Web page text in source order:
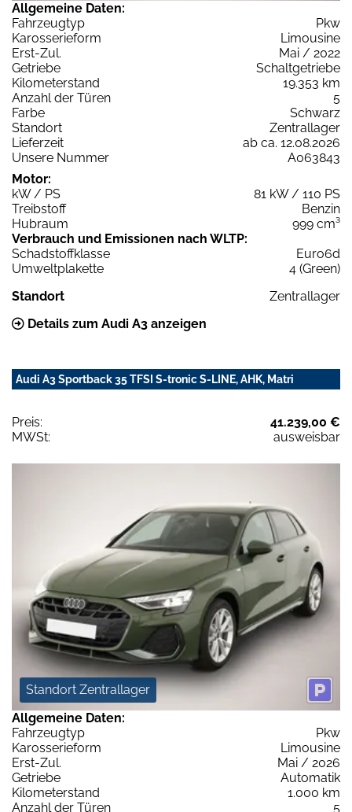
Allgemeine Daten:
Fahrzeugtyp
Pkw
Karosserieform
Limousine
Erst-Zul.
Mai / 2022
Getriebe
Schaltgetriebe
Kilometerstand
19.353 km
Anzahl der Türen
5
Farbe
Schwarz
Standort
Zentrallager
Lieferzeit
ab ca. 12.08.2026
Unsere Nummer
A063843
Motor:
kW / PS
81 kW / 110 PS
Treibstoff
Benzin
Hubraum
999 cm³
Verbrauch und Emissionen nach WLTP:
Schadstoffklasse
Euro6d
Umweltplakette
4 (Green)
Standort
Zentrallager
Details zum Audi A3 anzeigen
Audi A3 Sportback 35 TFSI S-tronic S-LINE, AHK, Matri
Preis:
41.239,00 €
MWSt:
ausweisbar
Standort Zentrallager
Allgemeine Daten:
Fahrzeugtyp
Pkw
Karosserieform
Limousine
Erst-Zul.
Mai / 2026
Getriebe
Automatik
Kilometerstand
1.000 km
Anzahl der Türen
5